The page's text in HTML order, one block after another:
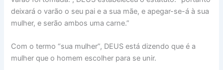
deixará o varão o seu pai e a sua mãe, e apegar-se-á à sua
mulher, e serão ambos uma carne.”
Com o termo “sua mulher”, DEUS está dizendo que é a
mulher que o homem escolher para se unir.